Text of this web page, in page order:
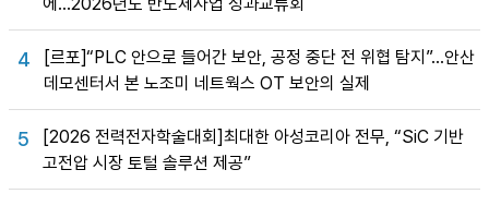
4
[르포]“PLC 안으로 들어간 보안, 공정 중단 전 위협 탐지”…안산
데모센터서 본 노조미 네트웍스 OT 보안의 실제
5
[2026 전력전자학술대회]최대한 아성코리아 전무, “SiC 기반
고전압 시장 토털 솔루션 제공”